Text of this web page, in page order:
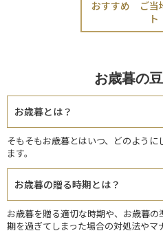
おすすめ ご当
ト
お歳暮の
お歳暮とは？
そもそもお歳暮とはいつ、どのよう
ます。
お歳暮の贈る時期とは？
お歳暮を贈る適切な時期や、お歳暮
期を過ぎてしまった場合の対処法やマ